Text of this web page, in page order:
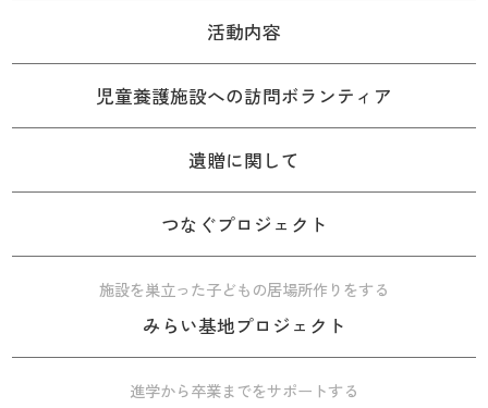
活動内容
児童養護施設への訪問ボランティア
遺贈に関して
つなぐプロジェクト
施設を巣立った子どもの居場所作りをする
みらい基地プロジェクト
進学から卒業までをサポートする